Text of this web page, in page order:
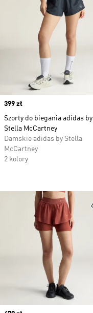
Price
399 zł
Szorty do biegania adidas by
Stella McCartney
Damskie adidas by Stella
McCartney
2 kolory